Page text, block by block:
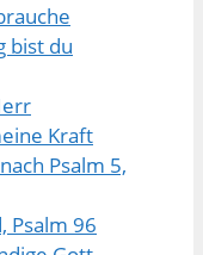
bist du
Kraft
Psalm 5,
Psalm 96